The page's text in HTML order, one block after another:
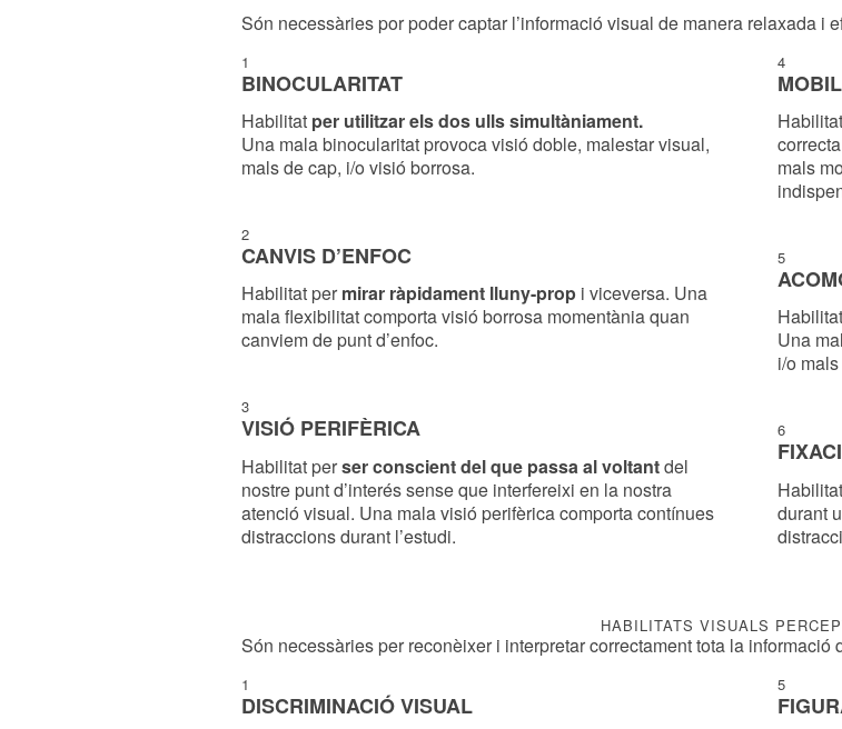
Són necessàries por poder captar l’informació visual de manera relaxada i
1
BINOCULARITAT
Habilitat per utilitzar els dos ulls simultàniament.
Una mala binocularitat provoca visió doble, malestar visual,
mals de cap, i/o visió borrosa.
2
CANVIS D’ENFOC
Habilitat per mirar ràpidament lluny­-prop i viceversa. Una
mala flexibilitat comporta visió borrosa momentània quan
canviem de punt d’enfoc.
3
VISIÓ PERIFÈRICA
Habilitat perser conscient del que passa al voltantdel
nostre punt d’interés sense que interfereixi en la nostra
atenció visual. Una mala visió perifèrica comporta contínues
distraccions durant l’estudi.
4
mals
5
Una
i/o
6
durant
HABILITATS VISUALS
Són necessàries per reconèixer i interpretar correctament tota la informació
1
DISCRIMINACIÓ VISUAL
5